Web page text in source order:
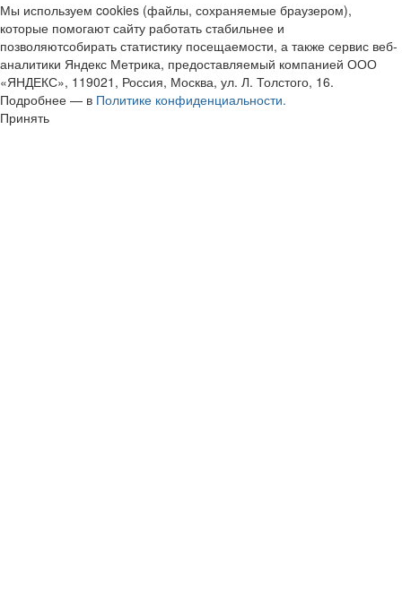
Мы используем cookies (файлы, сохраняемые браузером),
которые помогают сайту работать стабильнее и
позволяютсобирать статистику посещаемости, а также сервис веб-
аналитики Яндекс Метрика, предоставляемый компанией ООО
«ЯНДЕКС», 119021, Россия, Москва, ул. Л. Толстого, 16.
Подробнее — в Политике конфиденциальности.
Принять